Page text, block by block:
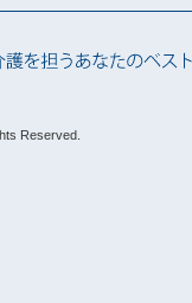
Reserved.